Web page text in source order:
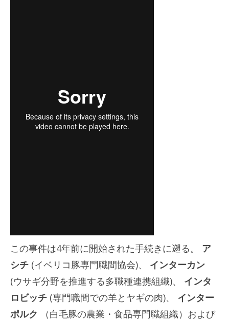
この事件は4年前に開始された手続きに遡る。 ア
シチ (イベリコ豚専門職間協会)、
インターカン
(ウサギ分野を推進する多職種連携組織)、 インタ
ロビッチ (専門職間での羊とヤギの肉)、 インター
ポルク （白毛豚の農業・食品専門職組織）および